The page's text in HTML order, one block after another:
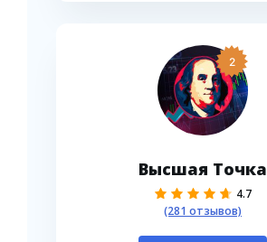
2
Высшая Точка
4.7
(281 отзывов)